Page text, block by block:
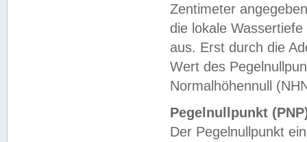
Zentimeter
die lokale
aus. Erst durch die
Wert des
Normalhöhennull
Pegelnullpunkt
Der Pegelnullpunkt